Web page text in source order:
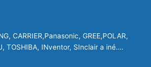
CARRIER,Panasonic, GREE,POLAR,
TOSHIBA, INventor, SInclair a iné….